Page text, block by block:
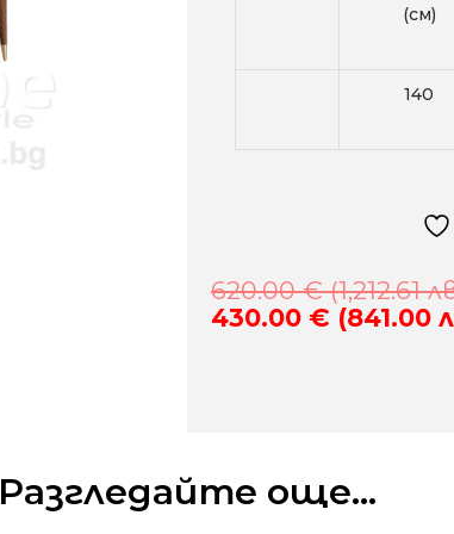
(см)
140
620.00€ (1,212.61
430.00 € (841.00
Разгледайте още...